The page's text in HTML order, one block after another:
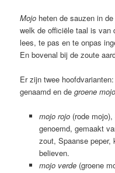
Mojo heten de sauzen in
welk de officiële taal is van
lees, te pas en te onpas
En bovenal bij de zoute
Er zijn twee
genaamd en degroene mojo
mojo rojo(rode mojo),
genoemd, gemaakt
zout, Spaanse peper,
believen.
mojo verde(groene